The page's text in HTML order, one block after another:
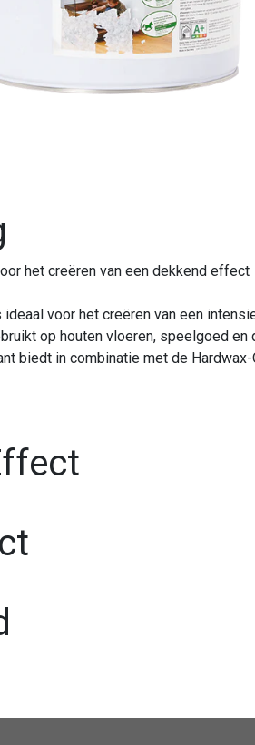
het creëren van een dekkend effect
voor het creëren van een
op houten vloeren, speelgoed en
biedt in combinatie met de